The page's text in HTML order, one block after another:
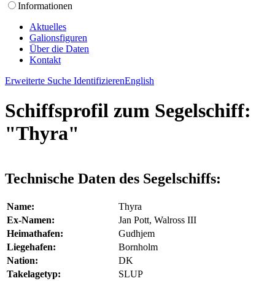
Informationen
Aktuelles
Galionsfiguren
Über die Daten
Kontakt
Erweiterte Suche IdentifizierenEnglish
Schiffsprofil zum Segelschiff:
"Thyra"
Technische Daten des Segelschiffs:
Name:
Thyra
Ex-Namen:
Jan Pott, Walross III
Heimathafen:
Gudhjem
Liegehafen:
Bornholm
Nation:
DK
Takelagetyp:
SLUP